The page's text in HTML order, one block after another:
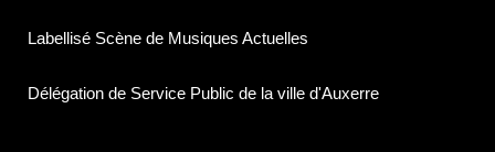
Labellisé Scène de Musiques Actuelles
Délégation de Service Public de la ville d'Auxerre